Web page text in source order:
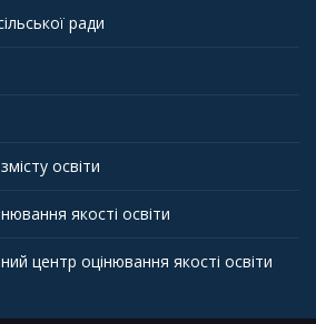
ради
освіти
якості освіти
центр оцінювання якості освіти